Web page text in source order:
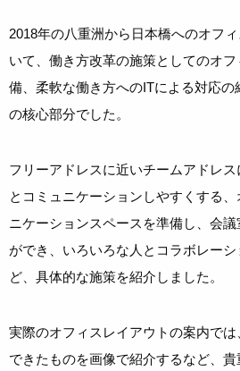
2018年の八重洲から日本橋へのオフ
いて、働き方改革の施策としてのオ
備、柔軟な働き方へのITによる対応
の核心部分でした。
フリーアドレスに近いチームアドレ
とコミュニケーションしやすくする
ニケーションスペースを準備し、会
ができ、いろいろな人とコラボレー
ど、具体的な施策を紹介しました。
実際のオフィスレイアウトの案内で
できたものを画像で紹介するなど、